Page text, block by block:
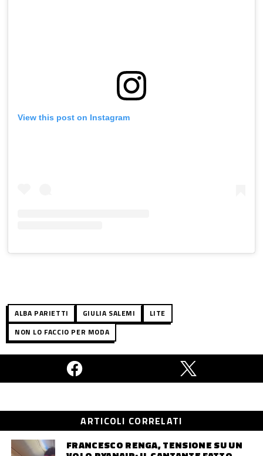
View this post on Instagram
ALBA PARIETTI GIULIA SALEMI
LITE
NON LO FACCIO PER MODA
ARTICOLI CORRELATI
FRANCESCO RENGA, TENSIONE SU UN